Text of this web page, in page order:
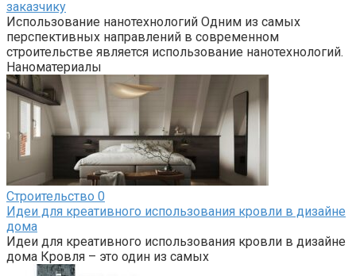
заказчику
Использование нанотехнологий Одним из самых
перспективных направлений в современном
строительстве является использование нанотехнологий.
Наноматериалы
Строительство 0
Идеи для креативного использования кровли в дизайне
дома
Идеи для креативного использования кровли в дизайне
дома Кровля – это один из самых